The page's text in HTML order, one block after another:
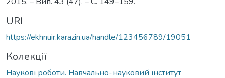
URI
https://ekhnuir.karazin.ua/handle/123456789/19051
Колекції
Наукові роботи. Навчально-науковий інститут